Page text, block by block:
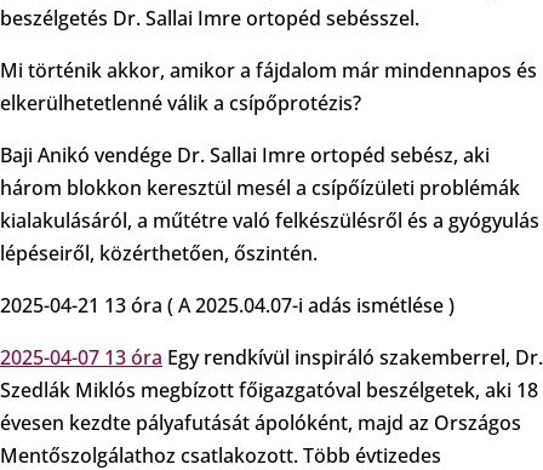
beszélgetés Dr. Sallai Imre ortopéd sebésszel.
Mi történik akkor, amikor a fájdalom már mindennapos és
elkerülhetetlenné válik a csípőprotézis?
Baji Anikó vendége Dr. Sallai Imre ortopéd sebész, aki
három blokkon keresztül mesél a csípőízületi problémák
kialakulásáról, a műtétre való felkészülésről és a gyógyulás
lépéseiről, közérthetően, őszintén.
2025-04-21 13 óra ( A 2025.04.07-i adás ismétlése )
2025-04-07 13 óra Egy rendkívül inspiráló szakemberrel, Dr.
Szedlák Miklós megbízott főigazgatóval beszélgetek, aki 18
évesen kezdte pályafutását ápolóként, majd az Országos
Mentőszolgálathoz csatlakozott. Több évtizedes